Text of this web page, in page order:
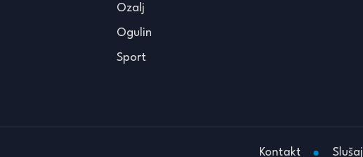
Ozalj
Ogulin
Sport
Kontakt Slušaj